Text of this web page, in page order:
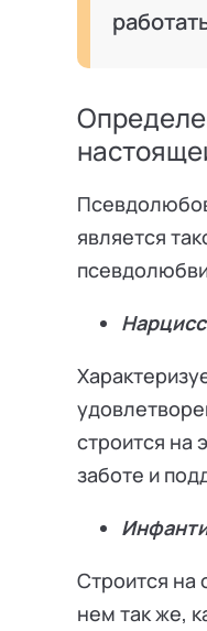
является
строится на
заботе и
Строится на
нем так же,